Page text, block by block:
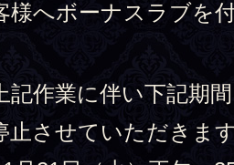
様へボーナスラブを
記作業に伴い下記期
止させていただきま